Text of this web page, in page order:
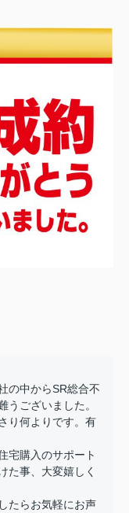
の中からSR総合不
うございました。
り何よりです。有
宅購入のサポート
た事、大変嬉しく
たらお気軽にお声